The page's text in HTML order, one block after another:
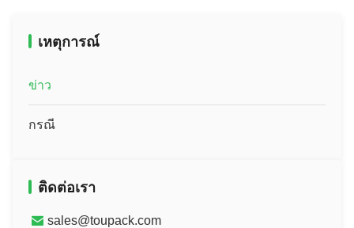
เหตุการณ์
ข่าว
กรณี
ติดต่อเรา
sales@toupack.com